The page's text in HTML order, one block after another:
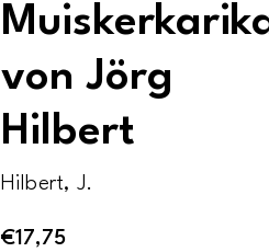
von Jörg
Hilbert
Hilbert, J.
€17,75